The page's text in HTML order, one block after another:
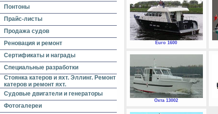
Понтоны
Прайс-листы
Продажа судов
Реновация и ремонт
Сертификаты и награды
Специальные разработки
Стоянка катеров и яхт. Эллинг. Ремонт
катеров и ремонт яхт.
Судовые двигатели и генераторы
Фотогалереи
Euro 1600
Охта 13002